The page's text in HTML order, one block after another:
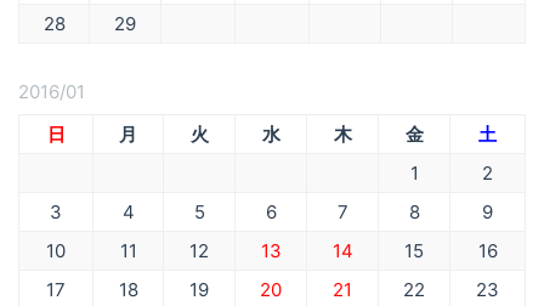
28
29
2016/01
日
月 火 水 木 金
土
1
2
3
4 5 6 7 8
9
10
11 12 13 14 15
16
17
18 19 20 21 22
23